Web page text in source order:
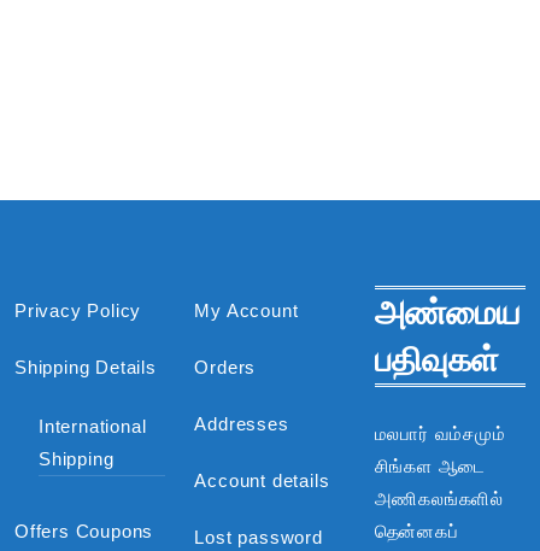
Privacy Policy
Shipping Details
International
Shipping
Offers Coupons
My Account
Orders
Addresses
Account details
Lost password
அண்மைய
பதிவுகள்
மலபார் வம்சமும்
சிங்கள ஆடை
அணிகலங்களில்
தென்னகப்